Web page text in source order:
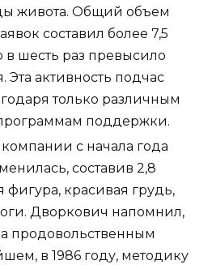
живота. Общий объем
составил более 7,5
в шесть раз превысило
активность подчас
только различным
поддержки.
с начала года
составив 2,8
фигура, красивая грудь,
Дворкович напомнил,
продовольственным
в 1986 году, методику